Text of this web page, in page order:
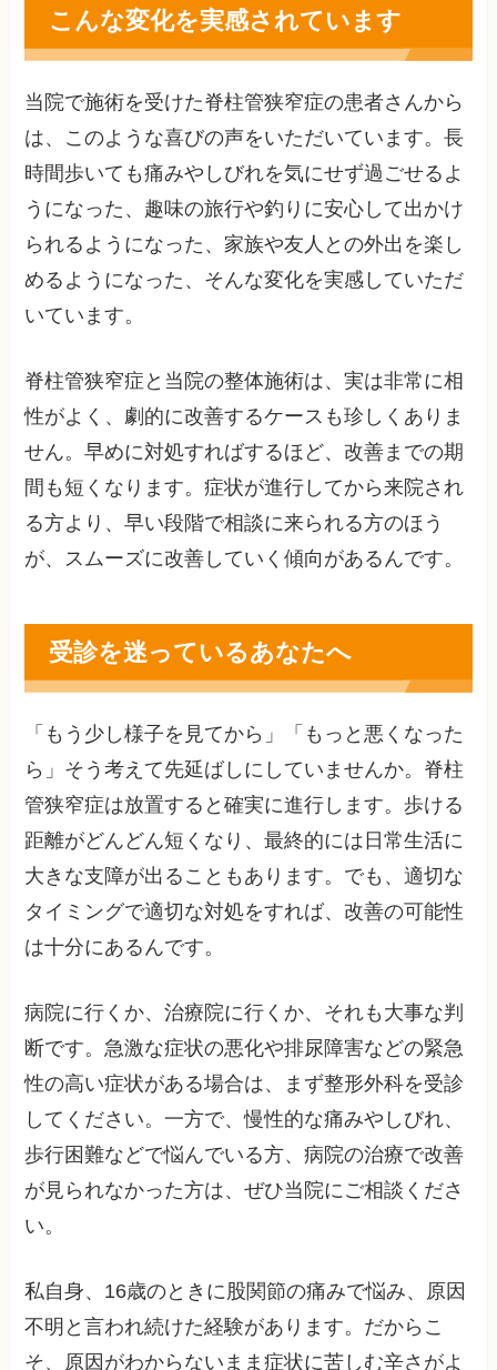
こんな変化を実感されています
当院で施術を受けた脊柱管狭窄症の患者さんから
は、このような喜びの声をいただいています。長
時間歩いても痛みやしびれを気にせず過ごせるよ
うになった、趣味の旅行や釣りに安心して出かけ
られるようになった、家族や友人との外出を楽し
めるようになった、そんな変化を実感していただ
いています。
脊柱管狭窄症と当院の整体施術は、実は非常に相
性がよく、劇的に改善するケースも珍しくありま
せん。早めに対処すればするほど、改善までの期
間も短くなります。症状が進行してから来院され
る方より、早い段階で相談に来られる方のほう
が、スムーズに改善していく傾向があるんです。
受診を迷っているあなたへ
「もう少し様子を見てから」「もっと悪くなった
ら」そう考えて先延ばしにしていませんか。脊柱
管狭窄症は放置すると確実に進行します。歩ける
距離がどんどん短くなり、最終的には日常生活に
大きな支障が出ることもあります。でも、適切な
タイミングで適切な対処をすれば、改善の可能性
は十分にあるんです。
病院に行くか、治療院に行くか、それも大事な判
断です。急激な症状の悪化や排尿障害などの緊急
性の高い症状がある場合は、まず整形外科を受診
してください。一方で、慢性的な痛みやしびれ、
歩行困難などで悩んでいる方、病院の治療で改善
が見られなかった方は、ぜひ当院にご相談くださ
い。
私自身、16歳のときに股関節の痛みで悩み、原因
不明と言われ続けた経験があります。だからこ
そ、原因がわからないまま症状に苦しむ辛さがよ